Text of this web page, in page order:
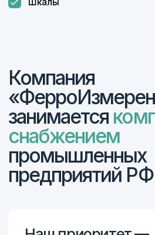
560+
С 2017 года мы успешно
сотрудничаем более
чем с 560
предприятиями,
включая крупнейшие
оборонные заводы
России
Работаем в рамках
275-ФЗ,
по субсидиям
от Минпромторга
спецсчетами